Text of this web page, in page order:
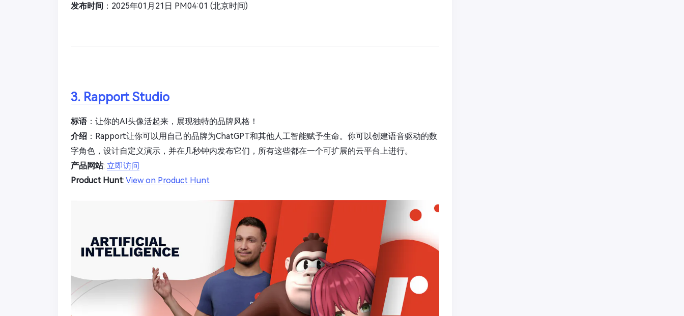
发布时间 ：2025年01月21日 PM04:01 (北京时间)
3. Rapport Studio
标语：让你的AI头像活起来，展现独特的品牌风格！
介绍 ：Rapport让你可以用自己的品牌为ChatGPT和其他人工智能赋予生命。你可以创建语音驱动的数
字角色，设计自定义演示，并在几秒钟内发布它们，所有这些都在一个可扩展的云平台上进行。
产品网站: 立即访问
Product Hunt: View on Product Hunt